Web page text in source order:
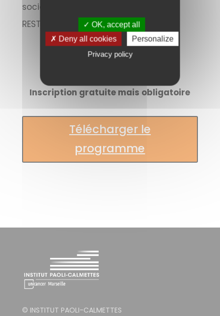
social de l’IPC et de l’association
RESTART.
Pour vous inscrire :
Inscription gratuite mais obligatoire
Télécharger le
programme
© INSTITUT PAOLI-CALMETTES
✓ OK, accept all
✗ Deny all cookies
Personalize
Privacy policy